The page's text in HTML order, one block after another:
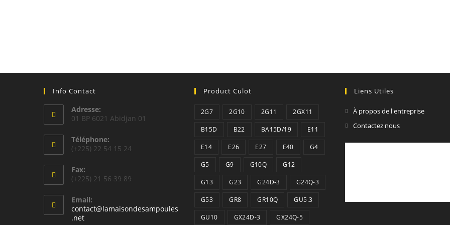
Info Contact
Adresse:
01 BP 6021 Abidjan 01
Téléphone:
(+225) 22 54 15 24
Fax:
(+225) 21 56 39 89
Email:
contact@lamaisondesampoules
.netS’ouvre
Product Culot
2G7 2G10 2G11 2GX11
B15D B22 BA15D/19 E11
E14 E26 E27 E40 G4
G5 G9 G10Q G12
G13 G23 G24D-3 G24Q-3
G53 GR8 GR10Q GU5.3
GU10 GX24D-3 GX24Q-5
Liens Utiles
À propos de l'entreprise
Contactez nous